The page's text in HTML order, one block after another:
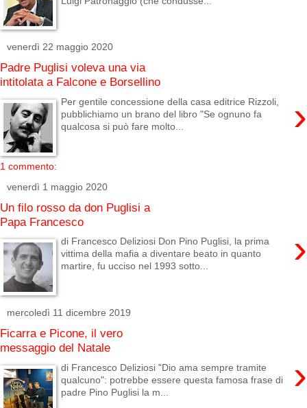
venerdì 22 maggio 2020
Padre Puglisi voleva una via
intitolata a Falcone e Borsellino
›
Per gentile concessione della casa editrice Rizzoli,
pubblichiamo un brano del libro "Se ognuno fa
qualcosa si può fare molto...
1 commento:
venerdì 1 maggio 2020
Un filo rosso da don Puglisi a
Papa Francesco
›
di Francesco Deliziosi Don Pino Puglisi, la prima
vittima della mafia a diventare beato in quanto
martire, fu ucciso nel 1993 sotto...
mercoledì 11 dicembre 2019
Ficarra e Picone, il vero
messaggio del Natale
›
di Francesco Deliziosi "Dio ama sempre tramite
qualcuno": potrebbe essere questa famosa frase di
padre Pino Puglisi la m...